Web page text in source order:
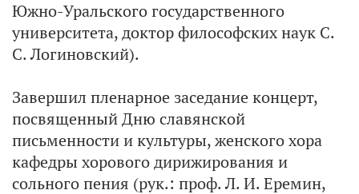
Южно-Уральского государственного
университета, доктор философских наук С.
С. Логиновский).
Завершил пленарное заседание концерт,
посвященный Дню славянской
письменности и культуры, женского хора
кафедры хорового дирижирования и
сольного пения (рук.: проф. Л. И. Еремин,